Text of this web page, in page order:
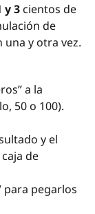
y 3 cientos de
de
y otra vez.
a la
50 o 100).
y el
de
para pegarlos